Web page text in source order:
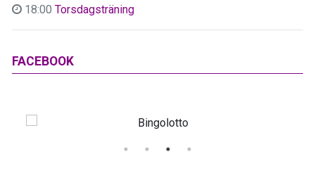
18:00 Torsdagsträning
FACEBOOK